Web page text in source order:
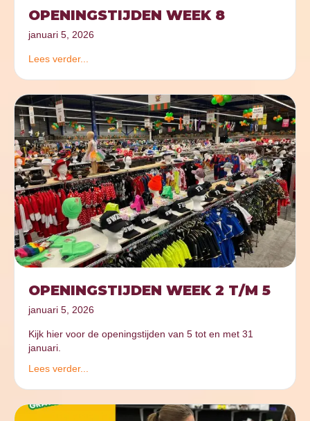
OPENINGSTIJDEN WEEK 8
januari 5, 2026
Lees verder...
OPENINGSTIJDEN WEEK 2 T/M 5
januari 5, 2026
Kijk hier voor de openingstijden van 5 tot en met 31
januari.
Lees verder...